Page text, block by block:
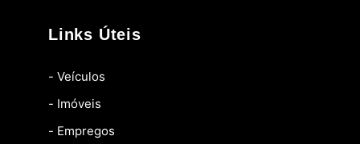
Links Úteis
- Veículos
- Imóveis
- Empregos